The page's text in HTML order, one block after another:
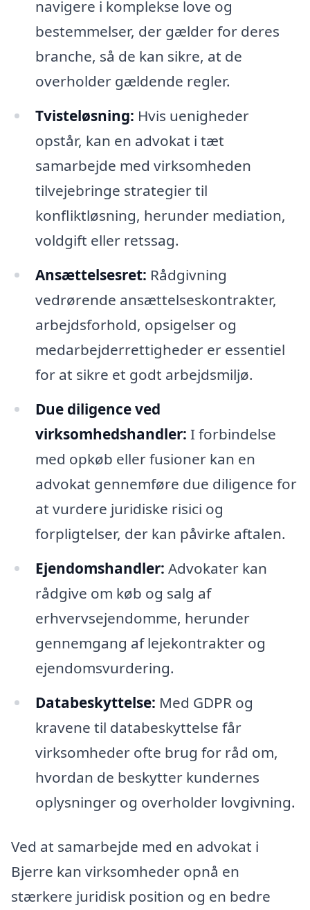
navigere i komplekse love og
bestemmelser, der gælder for deres
branche, så de kan sikre, at de
overholder gældende regler.
Tvisteløsning: Hvis uenigheder
opstår, kan en advokat i tæt
samarbejde med virksomheden
tilvejebringe strategier til
konfliktløsning, herunder mediation,
voldgift eller retssag.
Ansættelsesret: Rådgivning
vedrørende ansættelseskontrakter,
arbejdsforhold, opsigelser og
medarbejderrettigheder er essentiel
for at sikre et godt arbejdsmiljø.
Due diligence ved
virksomhedshandler: I forbindelse
med opkøb eller fusioner kan en
advokat gennemføre due diligence for
at vurdere juridiske risici og
forpligtelser, der kan påvirke aftalen.
Ejendomshandler: Advokater kan
rådgive om køb og salg af
erhvervsejendomme, herunder
gennemgang af lejekontrakter og
ejendomsvurdering.
Databeskyttelse: Med GDPR og
kravene til databeskyttelse får
virksomheder ofte brug for råd om,
hvordan de beskytter kundernes
oplysninger og overholder lovgivning.
Ved at samarbejde med en advokat i
Bjerre kan virksomheder opnå en
stærkere juridisk position og en bedre